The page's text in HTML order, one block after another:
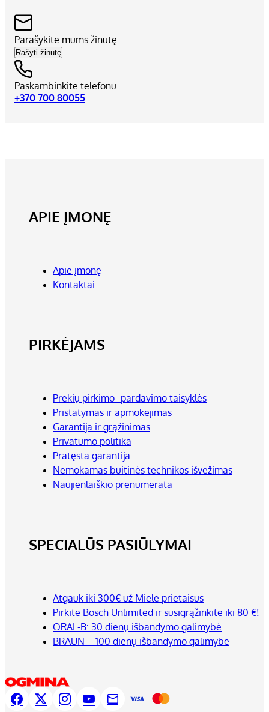
Parašykite mums žinutę
Rašyti žinutę
Paskambinkite telefonu
+370 700 80055
APIE ĮMONĘ
Apie įmonę
Kontaktai
PIRKĖJAMS
Prekių pirkimo–pardavimo taisyklės
Pristatymas ir apmokėjimas
Garantija ir grąžinimas
Privatumo politika
Pratęsta garantija
Nemokamas buitinės technikos išvežimas
Naujienlaiškio prenumerata
SPECIALŪS PASIŪLYMAI
Atgauk iki 300€ už Miele prietaisus
Pirkite Bosch Unlimited ir susigrąžinkite iki 80 €!
ORAL-B: 30 dienų išbandymo galimybė
BRAUN – 100 dienų išbandymo galimybė